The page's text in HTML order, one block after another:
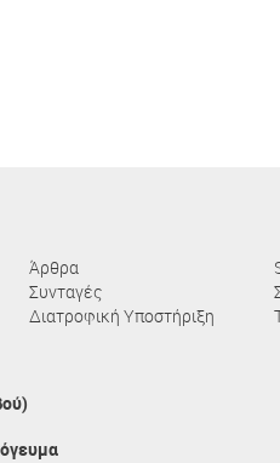
Άρθρα
Συνταγές
Διατροφική Υποστήριξη